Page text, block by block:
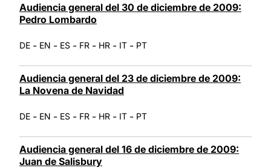
Audiencia general del 30 de diciembre de 2009:
Pedro Lombardo
DE - EN - ES - FR - HR - IT - PT
Audiencia general del 23 de diciembre de 2009:
La Novena de Navidad
DE - EN - ES - FR - HR - IT - PT
Audiencia general del 16 de diciembre de 2009:
Juan de Salisbury